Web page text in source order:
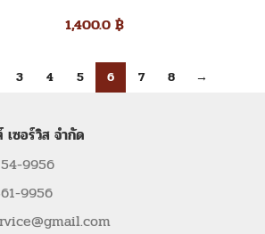
1,400.0 ฿
3 4 5 6 7 8 →
ซอร์วิส จำกัด
9956
9956